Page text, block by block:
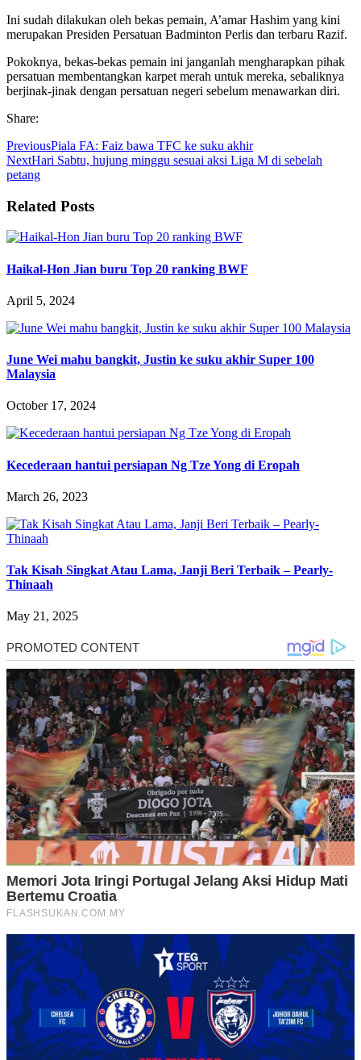
Ini sudah dilakukan oleh bekas pemain, A’amar Hashim yang kini
merupakan Presiden Persatuan Badminton Perlis dan terbaru Razif.
Pokoknya, bekas-bekas pemain ini janganlah mengharapkan pihak
persatuan membentangkan karpet merah untuk mereka, sebaliknya
berjinak-jinak dengan persatuan negeri sebelum menawarkan diri.
Share:
PreviousPiala FA: Faiz bawa TFC ke suku akhir
NextHari Sabtu, hujung minggu sesuai aksi Liga M di sebelah
petang
Related Posts
Haikal-Hon Jian buru Top 20 ranking BWF
April 5, 2024
June Wei mahu bangkit, Justin ke suku akhir Super 100
Malaysia
October 17, 2024
Kecederaan hantui persiapan Ng Tze Yong di Eropah
March 26, 2023
Tak Kisah Singkat Atau Lama, Janji Beri Terbaik – Pearly-
Thinaah
May 21, 2025